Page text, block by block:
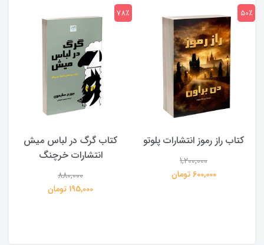
کتاب راز رموز انتشارات پلوتو
1,200,000
600,000 تومان
50٪
کتاب گرگ در لباس میش
انتشارات خرچنگ
880,000
195,000 تومان
78٪